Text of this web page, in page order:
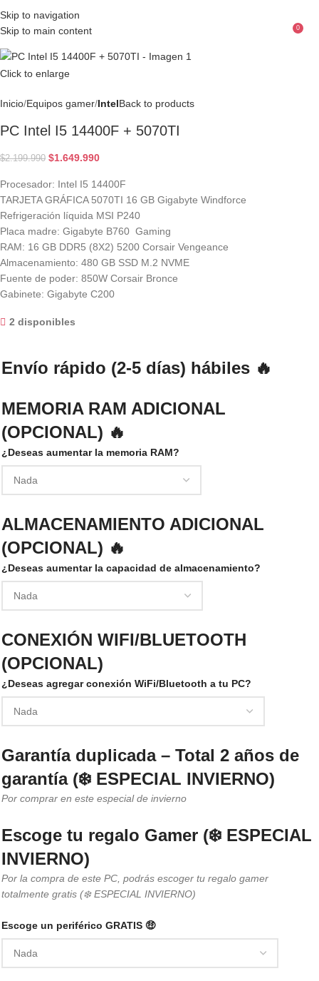
Skip to navigation
Skip to main content
Menu
0
Click to enlarge
Inicio Equipos gamer IntelBack to products
PC Intel I5 14400F + 5070TI
$2.199.990 $1.649.990
Procesador: Intel I5 14400F
TARJETA GRÁFICA 5070TI 16 GB Gigabyte Windforce
Refrigeración líquida MSI P240
Placa madre: Gigabyte B760 Gaming
RAM: 16 GB DDR5 (8X2) 5200 Corsair Vengeance
Almacenamiento: 480 GB SSD M.2 NVME
Fuente de poder: 850W Corsair Bronce
Gabinete: Gigabyte C200
2 disponibles
Envío rápido (2-5 días) hábiles 🔥
MEMORIA RAM ADICIONAL
(OPCIONAL) 🔥
¿Deseas aumentar la memoria RAM?
ALMACENAMIENTO ADICIONAL
(OPCIONAL) 🔥
¿Deseas aumentar la capacidad de almacenamiento?
CONEXIÓN WIFI/BLUETOOTH
(OPCIONAL)
¿Deseas agregar conexión WiFi/Bluetooth a tu PC?
Garantía duplicada – Total 2 años de
garantía (❄️ ESPECIAL INVIERNO)
Por comprar en este especial de invierno
Escoge tu regalo Gamer (❄️ ESPECIAL
INVIERNO)
Por la compra de este PC, podrás escoger tu regalo gamer
totalmente gratis (❄️ ESPECIAL INVIERNO)
Escoge un periférico GRATIS 🤑